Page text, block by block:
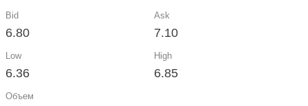
Bid
6.80
Ask
7.10
Low
6.36
High
6.85
Объем